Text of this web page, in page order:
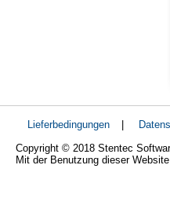
Lieferbedingungen |
Copyright © 2018 Stentec
Mit der Benutzung dieser